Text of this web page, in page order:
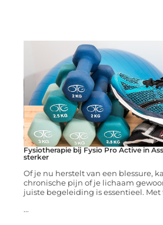
Fysiotherapie bij Fysio Pro Active in
sterker
Of je nu herstelt van een blessure,
chronische pijn of je lichaam
juiste begeleiding is essentieel. Met
...